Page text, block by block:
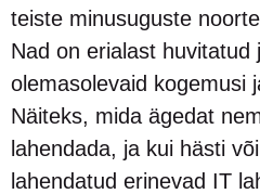
teiste minusuguste
Nad on erialast huvitatud
olemasolevaid kogemusi
Näiteks, mida ägedat
lahendada, ja kui hästi
lahendatud erinevad IT